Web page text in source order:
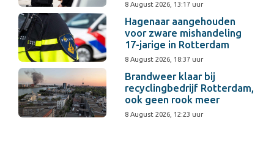
8 August 2026, 13:17 uur
Hagenaar aangehouden
voor zware mishandeling
17-jarige in Rotterdam
8 August 2026, 18:37 uur
Brandweer klaar bij
recyclingbedrijf Rotterdam,
ook geen rook meer
8 August 2026, 12:23 uur